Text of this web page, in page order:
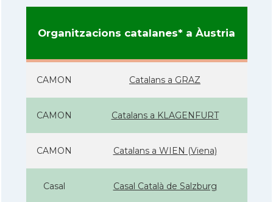
Organitzacions catalanes* a Àustria
CAMON Catalans a GRAZ
CAMON Catalans a KLAGENFURT
CAMON Catalans a WIEN (Viena)
Casal Casal Català de Salzburg